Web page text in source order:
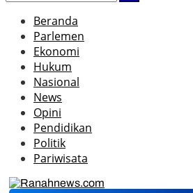
Beranda
Parlemen
Ekonomi
Hukum
Nasional
News
Opini
Pendidikan
Politik
Pariwisata